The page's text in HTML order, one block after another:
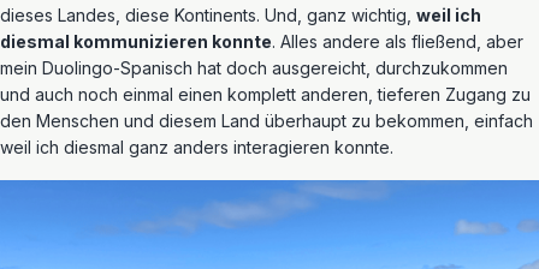
dieses Landes, diese Kontinents. Und, ganz wichtig, weil ich
diesmal kommunizieren konnte. Alles andere als fließend, aber
mein Duolingo-Spanisch hat doch ausgereicht, durchzukommen
und auch noch einmal einen komplett anderen, tieferen Zugang zu
den Menschen und diesem Land überhaupt zu bekommen, einfach
weil ich diesmal ganz anders interagieren konnte.